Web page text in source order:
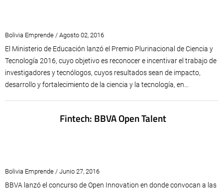
Bolivia Emprende / Agosto 02, 2016
El Ministerio de Educación lanzó el Premio Plurinacional de Ciencia y
Tecnología 2016, cuyo objetivo es reconocer e incentivar el trabajo de
investigadores y tecnólogos, cuyos resultados sean de impacto,
desarrollo y fortalecimiento de la ciencia y la tecnología, en...
Fintech: BBVA Open Talent
Bolivia Emprende / Junio 27, 2016
BBVA lanzó el concurso de Open Innovation en donde convocan a las